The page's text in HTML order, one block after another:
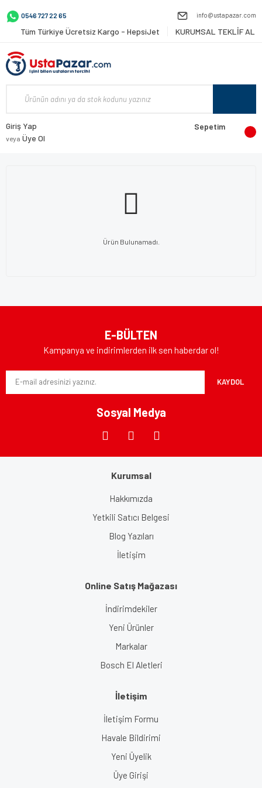
0546 727 22 65 info@ustapazar.com
Tüm Türkiye Ücretsiz Kargo - HepsiJet KURUMSAL TEKLİF AL
Giriş Yap
veya Üye Ol
Sepetim
Ürün Bulunamadı.
E-BÜLTEN
Kampanya ve indirimlerden ilk sen haberdar ol!
KAYDOL
Sosyal Medya
Kurumsal
Hakkımızda
Yetkili Satıcı Belgesi
Blog Yazıları
İletişim
Online Satış Mağazası
İndirimdekiler
Yeni Ürünler
Markalar
Bosch El Aletleri
İletişim
İletişim Formu
Havale Bildirimi
Yeni Üyelik
Üye Girişi